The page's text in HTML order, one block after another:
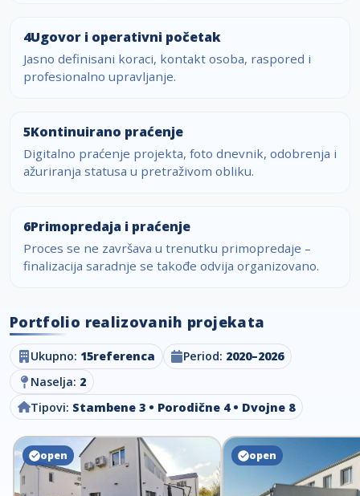
4Ugovor i operativni početak
Jasno definisani koraci, kontakt osoba, raspored i
profesionalno upravljanje.
5Kontinuirano praćenje
Digitalno praćenje projekta, foto dnevnik, odobrenja i
ažuriranja statusa u pretraživom obliku.
6Primopredaja i praćenje
Proces se ne završava u trenutku primopredaje –
finalizacija saradnje se takođe odvija organizovano.
Portfolio realizovanih projekata
Ukupno: 15referenca Period: 2020–2026
Naselja: 2
Tipovi: Stambene 3 • Porodične 4 • Dvojne 8
open open